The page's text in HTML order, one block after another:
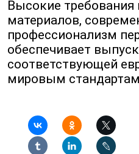
Высокие требования
материалов,
профессионализм
обеспечивает
соответствующей
мировым стандартам